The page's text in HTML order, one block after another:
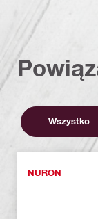
Wszystko
NURON